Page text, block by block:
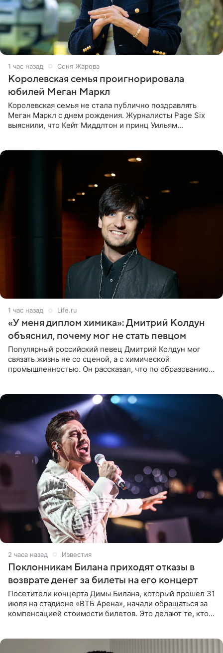
1 час назад Соня Жарова
Королевская семья проигнорировала
юбилей Меган Маркл
Королевская семья не стала публично поздравлять
Меган Маркл с днем рождения. Журналисты Page Six
выяснили, что Кейт Миддлтон и принц Уильям
1 час назад Life.ru
«У меня диплом химика»: Дмитрий Колдун
объяснил, почему мог не стать певцом
Популярный российский певец Дмитрий Колдун мог
связать жизнь не со сценой, а с химической
промышленностью. Он рассказал, что по образованию
2 часа назад Известия
Поклонникам Билана приходят отказы в
возврате денег за билеты на его концерт
Посетители концерта Димы Билана, который прошел 31
июля на стадионе «ВТБ Арена», начали обращаться за
компенсацией стоимости билетов. Это делают те, кто